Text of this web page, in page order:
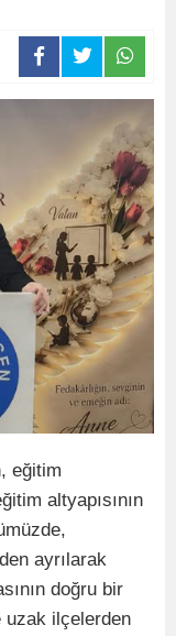
eğitim
altyapısının
ayrılarak
doğru bir
uzak ilçelerden